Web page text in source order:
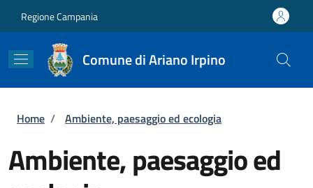
Regione Campania
Comune di Ariano Irpino
Briciole di pane
Home / Ambiente, paesaggio ed ecologia
Ambiente, paesaggio ed